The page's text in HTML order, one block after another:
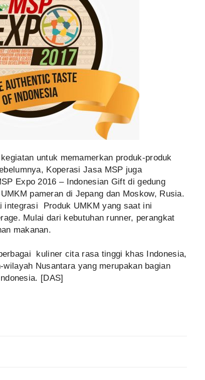
untuk memamerkan produk-produk
Koperasi Jasa MSP juga
Expo 2016 – Indonesian Gift di gedung
pameran di Jepang dan Moskow, Rusia.
integrasi Produk UMKM yang saat ini
Mulai dari kebutuhan runner, perangkat
makanan.
kuliner cita rasa tinggi khas Indonesia,
Nusantara yang merupakan bagian
[DAS]